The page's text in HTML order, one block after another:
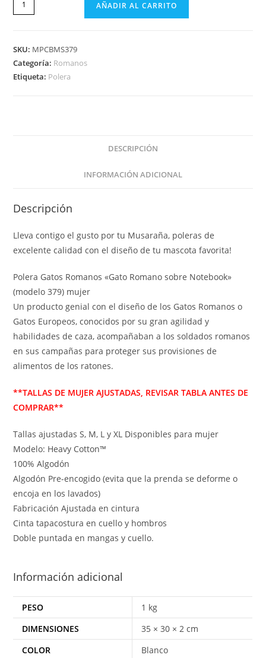
AÑADIR AL CARRITO
SKU: MPCBMS379
Categoría: Romanos
Etiqueta: Polera
DESCRIPCIÓN
INFORMACIÓN ADICIONAL
Descripción
Lleva contigo el gusto por tu Musaraña, poleras de
excelente calidad con el diseño de tu mascota favorita!
Polera Gatos Romanos «Gato Romano sobre Notebook»
(modelo 379) mujer
Un producto genial con el diseño de los Gatos Romanos o
Gatos Europeos, conocidos por su gran agilidad y
habilidades de caza, acompañaban a los soldados romanos
en sus campañas para proteger sus provisiones de
alimentos de los ratones.
**TALLAS DE MUJER AJUSTADAS, REVISAR TABLA ANTES DE
COMPRAR**
Tallas ajustadas S, M, L y XL Disponibles para mujer
Modelo: Heavy Cotton™
100% Algodón
Algodón Pre-encogido (evita que la prenda se deforme o
encoja en los lavados)
Fabricación Ajustada en cintura
Cinta tapacostura en cuello y hombros
Doble puntada en mangas y cuello.
Información adicional
PESO
1 kg
DIMENSIONES
35 × 30 × 2 cm
COLOR
Blanco